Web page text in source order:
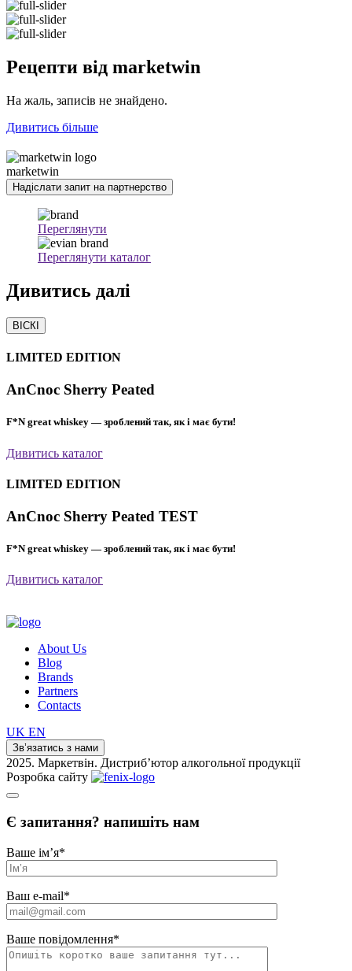
Рецепти від marketwin
На жаль, записів не знайдено.
Дивитись більше
marketwin
Надіслати запит на партнерство
Переглянути
Переглянути каталог
Дивитись далі
ВІСКІ
LIMITED EDITION
AnCnoc Sherry Peated
F*N great whiskey — зроблений так, як і має бути!
Дивитись каталог
LIMITED EDITION
AnCnoc Sherry Peated TEST
F*N great whiskey — зроблений так, як і має бути!
Дивитись каталог
About Us
Blog
Brands
Partners
Contacts
UK EN
Зв’язатись з нами
2025. Маркетвін. Дистриб’ютор алкогольної продукції
Розробка сайту
Є запитання? напишіть нам
Ваше ім’я*
Ваш e-mail*
Ваше повідомлення*